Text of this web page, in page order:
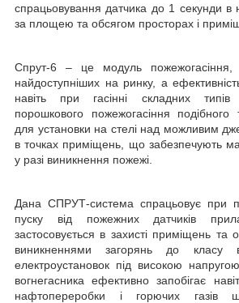
спрацьовування датчика до 1 секунди в
за площею та обсягом просторах і
Спрут-6 – це модуль
найдоступніших на ринку, а
навіть при гасінні складних
порошкового пожежогасіння подібного
для установки на стелі над можливим
в точках приміщень, що забезпечують
у разі виникнення пожежі.
Дана СПРУТ-система спрацьовує при
пуску від пожежних датчиків
застосовується в захисті приміщень та
виникненнями загорянь до класу
електроустановок під високою
вогнегасника ефективно запобігає
нафтопереробки і горючих газів